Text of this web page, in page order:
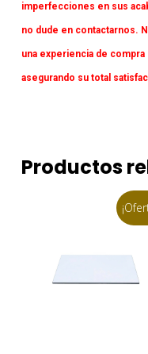
imperfecciones en sus
no dude en contactarnos.
una experiencia de
asegurando su total
Productos